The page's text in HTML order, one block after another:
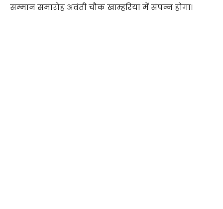
सम्मान समारोह अवंती चौक खाम्हरिया में संपन्न होगा।